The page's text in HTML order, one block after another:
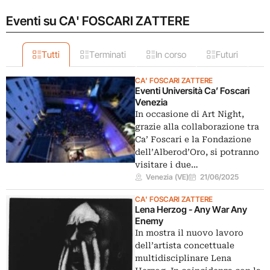
Eventi su CA' FOSCARI ZATTERE
Tutti Terminati In corso Futuri
CA' FOSCARI ZATTERE
Eventi Università Ca’ Foscari
Venezia
In occasione di Art Night,
grazie alla collaborazione tra
Ca’ Foscari e la Fondazione
dell’Alberod’Oro, si potranno
visitare i due…
Venezia (VE) 21/06/2025
CA' FOSCARI ZATTERE
Lena Herzog - Any War Any
Enemy
In mostra il nuovo lavoro
dell’artista concettuale
multidisciplinare Lena